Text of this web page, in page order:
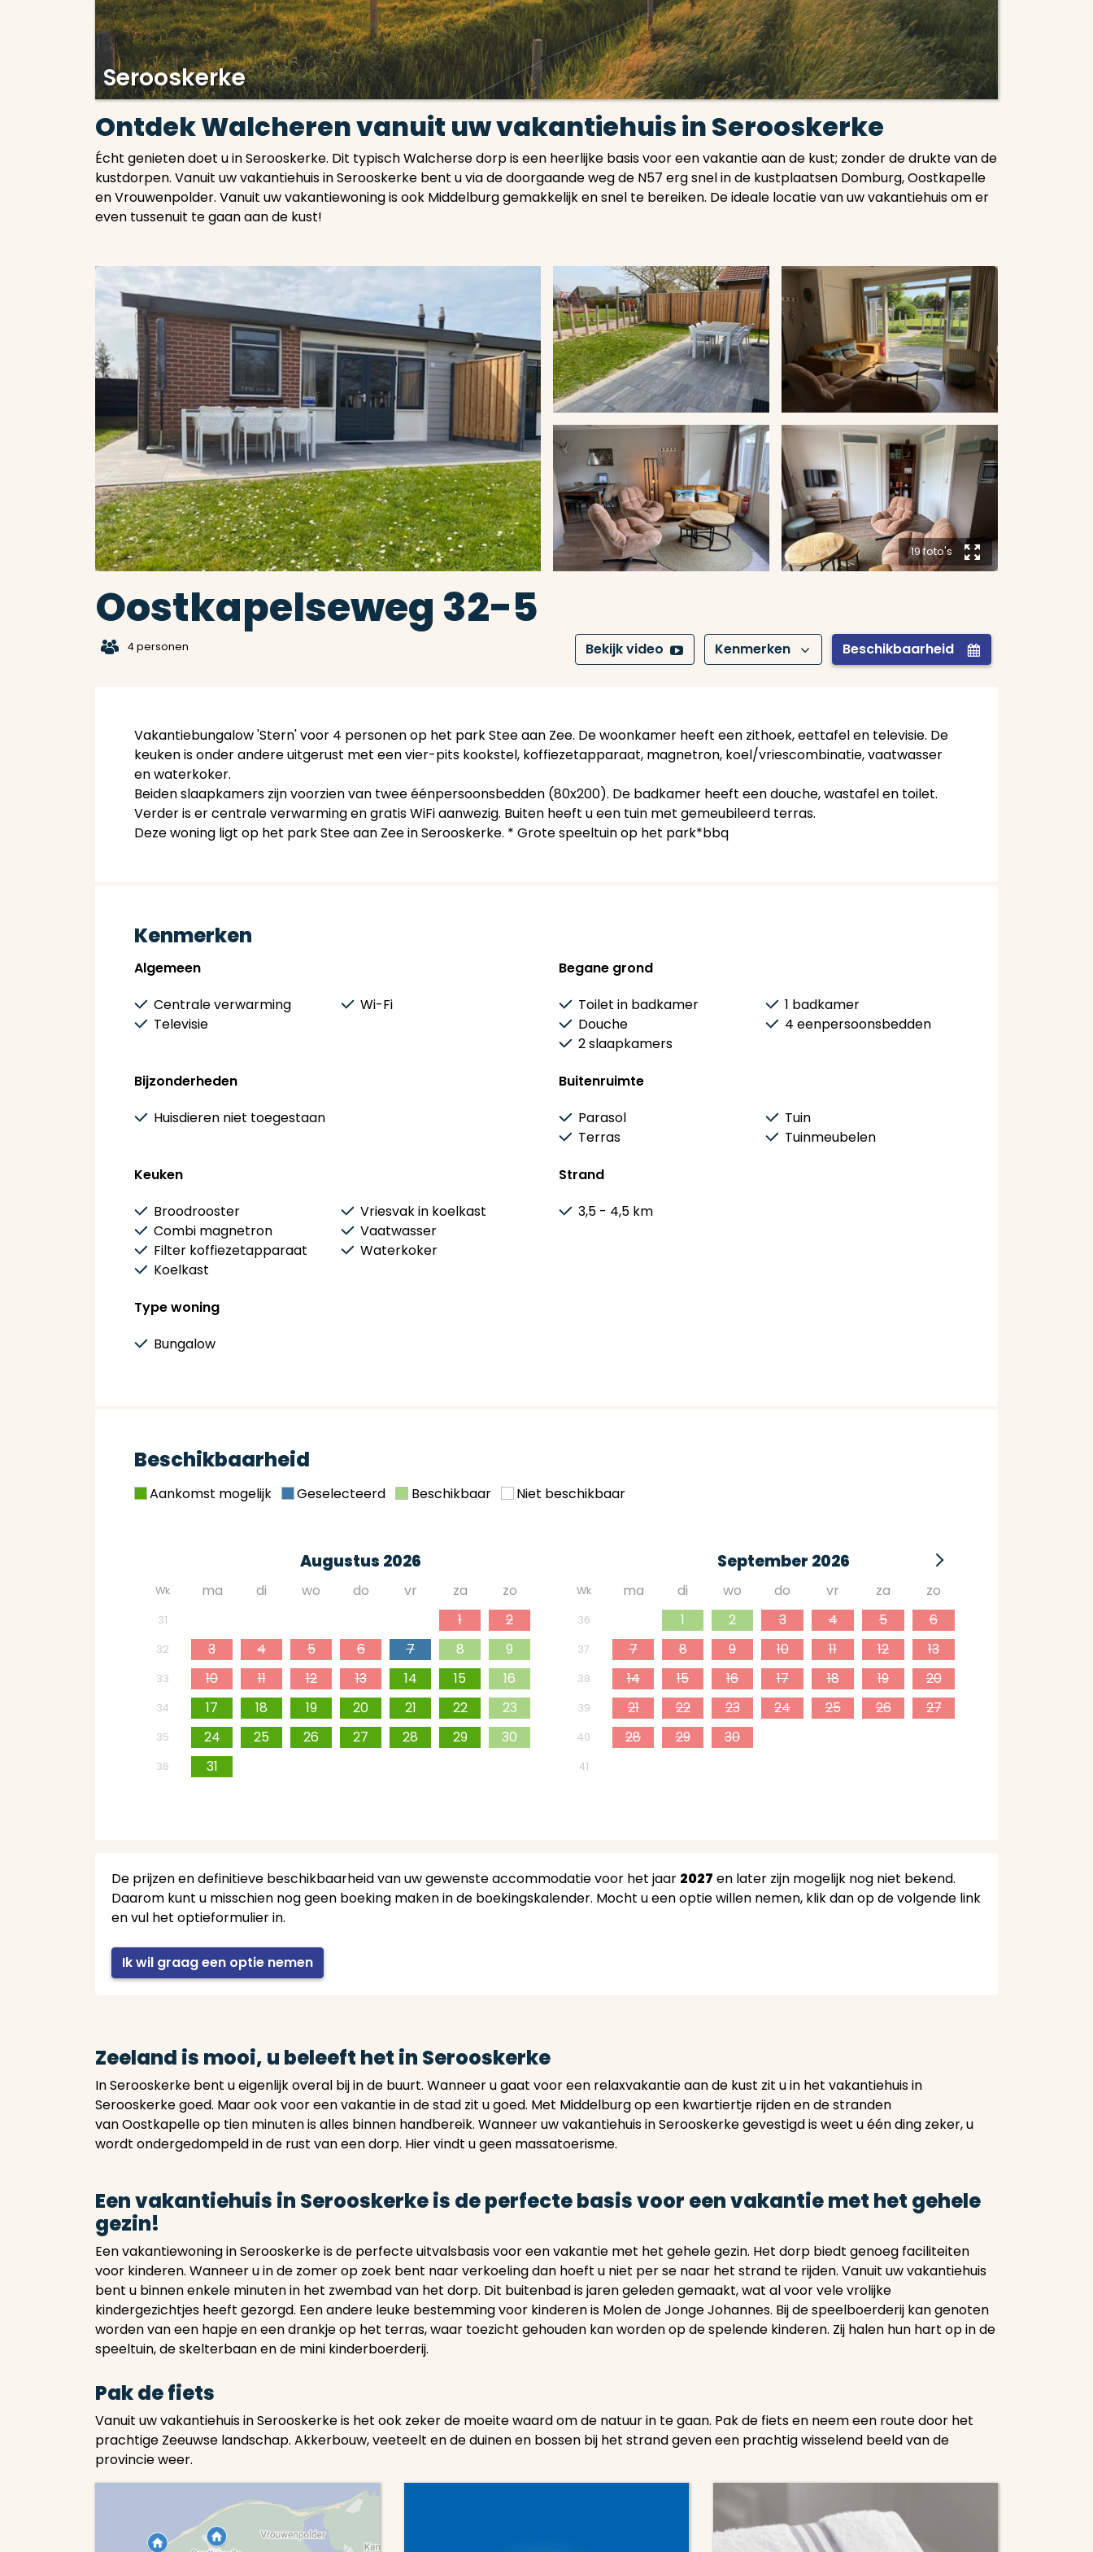
Serooskerke
Ontdek Walcheren vanuit uw vakantiehuis in Serooskerke
Écht genieten doet u in Serooskerke. Dit typisch Walcherse dorp is een heerlijke basis voor een vakantie aan de kust; zonder de drukte van de
kustdorpen. Vanuit uw vakantiehuis in Serooskerke bent u via de doorgaande weg de N57 erg snel in de kustplaatsen Domburg, Oostkapelle
en Vrouwenpolder. Vanuit uw vakantiewoning is ook Middelburg gemakkelijk en snel te bereiken. De ideale locatie van uw vakantiehuis om er
even tussenuit te gaan aan de kust!
19 foto's y
Oostkapelseweg 32-5
t 4 personen Bekijk video [ Kenmerken I Beschikbaarheid Z
Vakantiebungalow 'Stern' voor 4 personen op het park Stee aan Zee. De woonkamer heeft een zithoek, eettafel en televisie. De
keuken is onder andere uitgerust met een vier-pits kookstel, koffiezetapparaat, magnetron, koel/vriescombinatie, vaatwasser
en waterkoker.
Beiden slaapkamers zijn voorzien van twee éénpersoonsbedden (80x200). De badkamer heeft een douche, wastafel en toilet.
Verder is er centrale verwarming en gratis WiFi aanwezig. Buiten heeft u een tuin met gemeubileerd terras.
Deze woning ligt op het park Stee aan Zee in Serooskerke. * Grote speeltuin op het park*bbq
Kenmerken
Algemeen
Centrale verwarming
Televisie
Wi-Fi
Begane grond
Toilet in badkamer
Douche
2 slaapkamers
1 badkamer
4 eenpersoonsbedden
Bijzonderheden
Huisdieren niet toegestaan
Buitenruimte
Parasol
Terras
Tuin
Tuinmeubelen
Keuken
Broodrooster
Combi magnetron
Filter koffiezetapparaat
Koelkast
Vriesvak in koelkast
Vaatwasser
Waterkoker
Strand
3,5 - 4,5 km
Type woning
Bungalow
Beschikbaarheid
Aankomst mogelijk Geselecteerd Beschikbaar Niet beschikbaar
Augustus 2026
Wk ma di wo do vr za zo
31 1 2
32 3 4 5 6 7 8 9
33 10 11 12 13 14 15 16
34 17 18 19 20 21 22 23
35 24 25 26 27 28 29 30
36 31
September 2026
Wk ma di wo do vr za zo
36 1 2 3 4 5 6
37 7 8 9 10 11 12 13
38 14 15 16 17 18 19 20
39 21 22 23 24 25 26 27
40 28 29 30
41
De prijzen en definitieve beschikbaarheid van uw gewenste accommodatie voor het jaar 2027 en later zijn mogelijk nog niet bekend.
Daarom kunt u misschien nog geen boeking maken in de boekingskalender. Mocht u een optie willen nemen, klik dan op de volgende link
en vul het optieformulier in.
Ik wil graag een optie nemen
Zeeland is mooi, u beleeft het in Serooskerke
In Serooskerke bent u eigenlijk overal bij in de buurt. Wanneer u gaat voor een relaxvakantie aan de kust zit u in het vakantiehuis in
Serooskerke goed. Maar ook voor een vakantie in de stad zit u goed. Met Middelburg op een kwartiertje rijden en de stranden
van Oostkapelle op tien minuten is alles binnen handbereik. Wanneer uw vakantiehuis in Serooskerke gevestigd is weet u één ding zeker, u
wordt ondergedompeld in de rust van een dorp. Hier vindt u geen massatoerisme.
Een vakantiehuis in Serooskerke is de perfecte basis voor een vakantie met het gehele
gezin!
Een vakantiewoning in Serooskerke is de perfecte uitvalsbasis voor een vakantie met het gehele gezin. Het dorp biedt genoeg faciliteiten
voor kinderen. Wanneer u in de zomer op zoek bent naar verkoeling dan hoeft u niet per se naar het strand te rijden. Vanuit uw vakantiehuis
bent u binnen enkele minuten in het zwembad van het dorp. Dit buitenbad is jaren geleden gemaakt, wat al voor vele vrolijke
kindergezichtjes heeft gezorgd. Een andere leuke bestemming voor kinderen is Molen de Jonge Johannes. Bij de speelboerderij kan genoten
worden van een hapje en een drankje op het terras, waar toezicht gehouden kan worden op de spelende kinderen. Zij halen hun hart op in de
speeltuin, de skelterbaan en de mini kinderboerderij.
Pak de fiets
Vanuit uw vakantiehuis in Serooskerke is het ook zeker de moeite waard om de natuur in te gaan. Pak de fiets en neem een route door het
prachtige Zeeuwse landschap. Akkerbouw, veeteelt en de duinen en bossen bij het strand geven een prachtig wisselend beeld van de
provincie weer.